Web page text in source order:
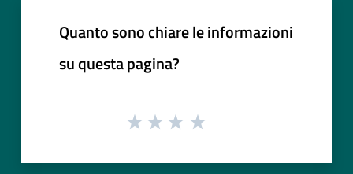
Quanto sono chiare le informazioni
su questa pagina?